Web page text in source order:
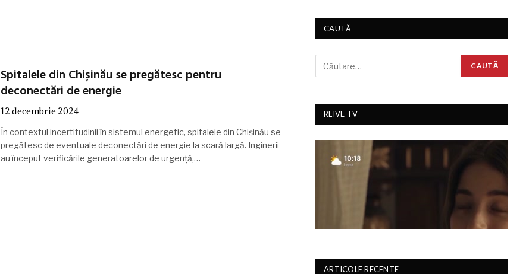
Spitalele din Chișinău se pregătesc pentru
deconectări de energie
12 decembrie 2024
În contextul incertitudinii în sistemul energetic, spitalele din Chișinău se
pregătesc de eventuale deconectări de energie la scară largă. Inginerii
au început verificările generatoarelor de urgență,…
CAUTĂ
RLIVE TV
ARTICOLE RECENTE